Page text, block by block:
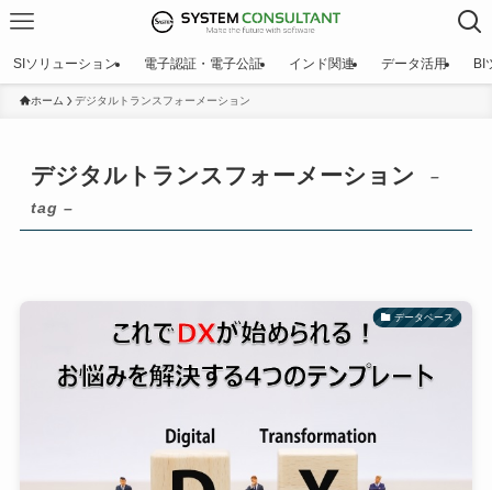
SIソリューション 電子認証・電子公証 インド関連 データ活用 BI
ホーム デジタルトランスフォーメーション
デジタルトランスフォーメーション
–
tag –
データベース